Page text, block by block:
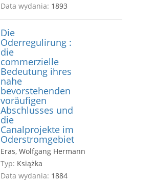
Data wydania: 1893
Die
Oderregulirung :
die
commerzielle
Bedeutung ihres
nahe
bevorstehenden
voräufigen
Abschlusses und
die
Canalprojekte im
Oderstromgebiet
Eras, Wolfgang Hermann
Typ: Książka
Data wydania: 1884